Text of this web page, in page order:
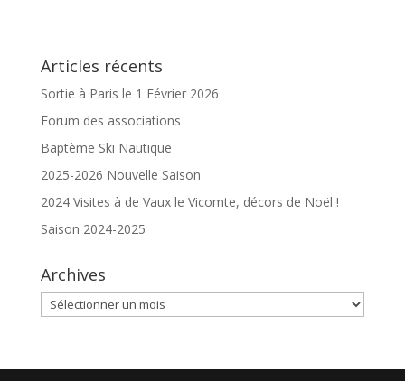
Articles récents
Sortie à Paris le 1 Février 2026
Forum des associations
Baptème Ski Nautique
2025-2026 Nouvelle Saison
2024 Visites à de Vaux le Vicomte, décors de Noël !
Saison 2024-2025
Archives
Archives